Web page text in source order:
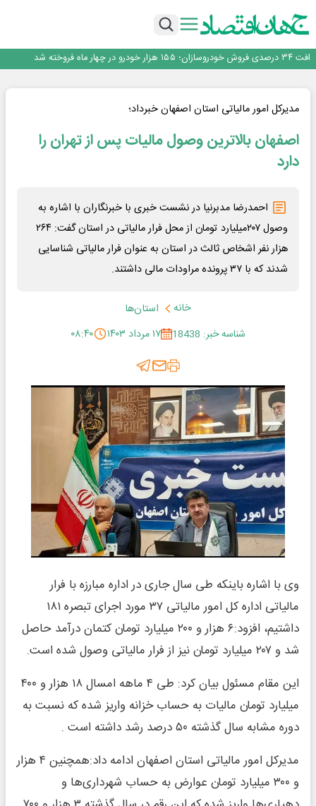
ساماندهی صنعت تلفن همراه در انتظارسیاست جدیددولت؛حمایت ازتولید وخدمات
افت ۳۴ درصدی فروش خودروسازان؛ ۱۵۵ هزار خودرو در چهار ماه فروخته شد
توسعه زنجیره صنعت مس با تکیه بر اکتشاف و مدل‌های نوین تأمین مالی
ساماندهی صنعت تلفن همراه در انتظارسیاست جدیددولت؛حمایت ازتولید وخدمات
مدیرکل امور مالیاتی استان اصفهان خبرداد؛
اصفهان بالاترین وصول مالیات پس از تهران را
دارد
احمدرضا مدبرنیا در نشست خبری با خبرنگاران با اشاره به
وصول ۲۰۷میلیارد تومان از محل فرار مالیاتی در استان گفت: ۲۶۴
هزار نفر اشخاص ثالث در استان به عنوان فرار مالیاتی شناسایی
شدند که با ۳۷ پرونده مراودات مالی داشتند.
خانه
استان‌ها
شناسه خبر: 18438
۱۷ مرداد ۱۴۰۳ ۰۸:۴۰
وی با اشاره باینکه طی سال جاری در اداره مبارزه با فرار
مالیاتی اداره کل امور مالیاتی ۳۷ مورد اجرای تبصره ۱۸۱
داشتیم، افزود:۶ هزار و ۲۰۰ میلیارد تومان کتمان درآمد حاصل
شد و ۲۰۷ میلیارد تومان نیز از فرار مالیاتی وصول شده است.
این مقام مسئول بیان کرد: طی ۴ ماهه امسال ۱۸ هزار و ۴۰۰
میلیارد تومان مالیات به حساب خزانه واریز شده که نسبت به
دوره مشابه سال گذشته ۵۰ درصد رشد داشته است .
مدیرکل امور مالیاتی استان اصفهان ادامه داد:همچنین ۴ هزار
و ۳۰۰ میلیارد تومان عوارض به حساب شهرداری‌ها و